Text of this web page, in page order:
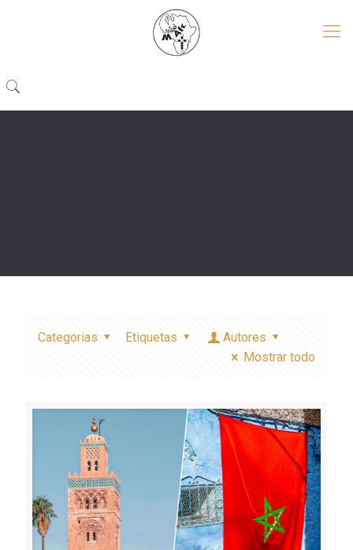
Categorias Etiquetas
Autores
Mostrar todo